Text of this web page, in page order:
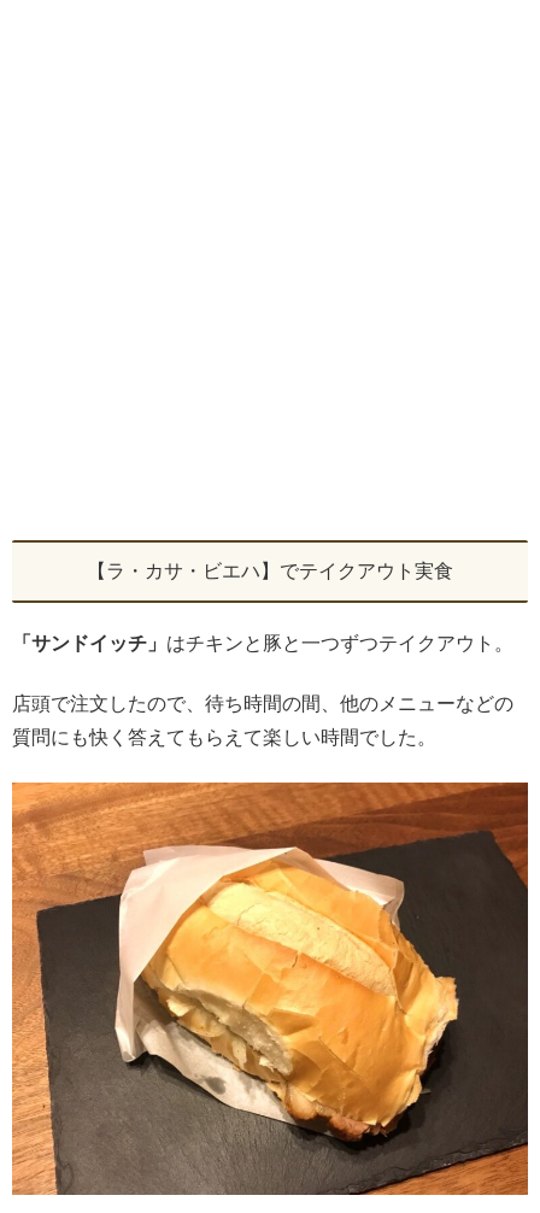
【ラ・カサ・ビエハ】でテイクアウト実食
「サンドイッチ」 はチキンと豚と一つずつテイクアウト。
店頭で注文したので、待ち時間の間、他のメニューなどの
質問にも快く答えてもらえて楽しい時間でした。